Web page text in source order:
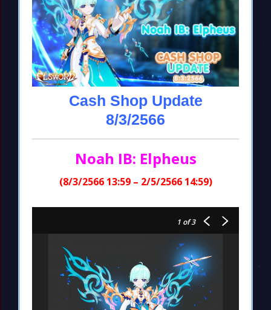
Cash Shop Update
8/3/2566
Noah IB: Elpheus
(8/3/2566 13:59 – 2/5/2566 14:59)
1 of 3